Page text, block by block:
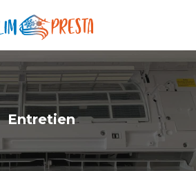
Entretien